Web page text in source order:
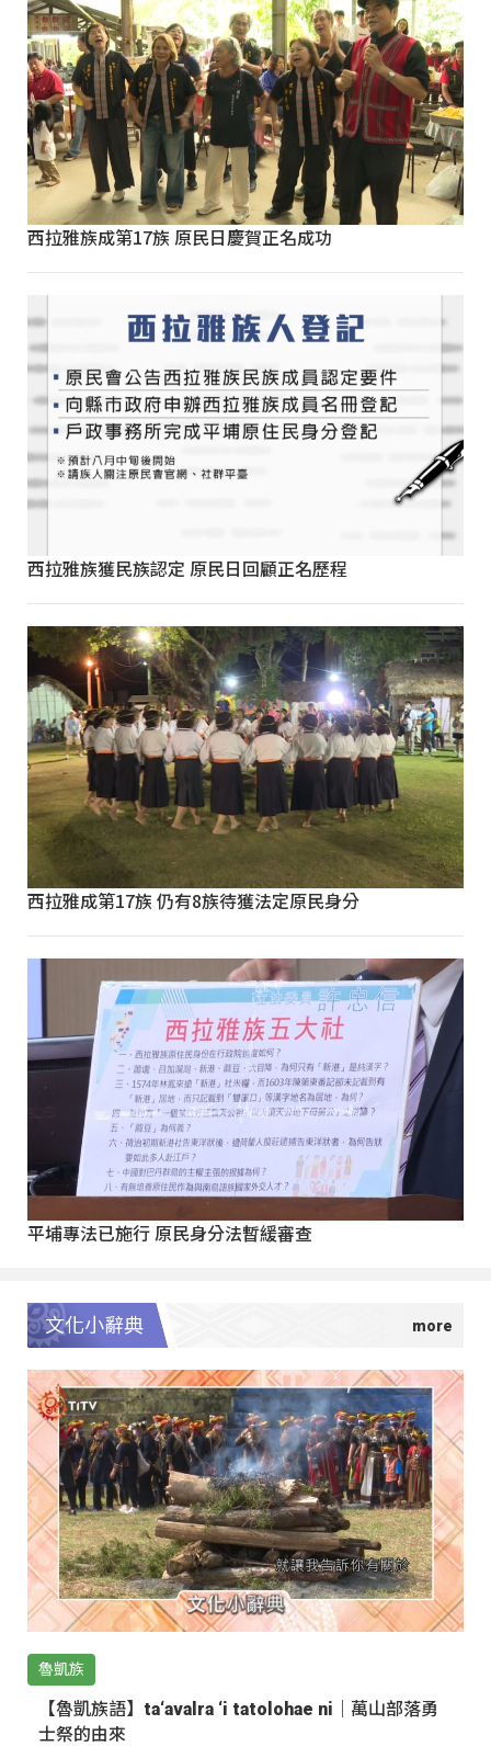
西拉雅族成第17族 原民日慶賀正名成功
西拉雅族獲民族認定 原民日回顧正名歷程
西拉雅成第17族 仍有8族待獲法定原民身分
平埔專法已施行 原民身分法暫緩審查
文化小辭典
魯凱族
【魯凱族語】ta‘avalra ‘i tatolohae ni｜萬山部落勇
士祭的由來